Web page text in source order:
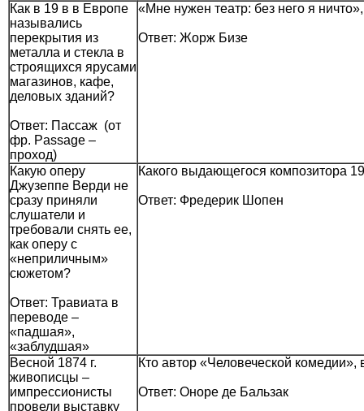
Как в 19 в в Европе
назывались
перекрытия из
металла и стекла в
строящихся ярусами
магазинов, кафе,
деловых зданий?
Ответ: Пассаж (от
фр. Passage –
проход)
«Мне нужен театр: без него я
Ответ: Жорж Бизе
Какую оперу
Джузеппе Верди не
сразу приняли
слушатели и
требовали снять ее,
как оперу с
«неприличным»
сюжетом?
Ответ: Травиата в
переводе –
«падшая»,
«заблудшая»
Какого выдающегося композитора
Ответ: Фредерик Шопен
Весной 1874 г.
живописцы –
импрессионисты
провели выставку
Кто автор «Человеческой
Ответ: Оноре де Бальзак